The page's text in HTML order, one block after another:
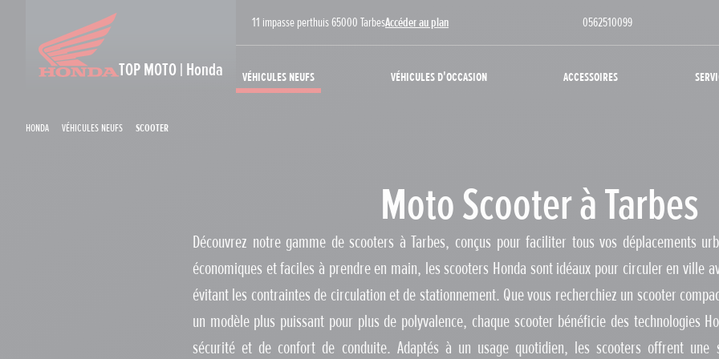
TOP MOTO | Honda
11 impasse perthuis 65000 TarbesAccéder au plan 0562510099
Véhicules neufs Véhicules d'occasion Accessoires
Honda Véhicules neufs Scooter
Moto Scooter à Tarbes
Découvrez notre gamme de scooters à Tarbes, conçus pour faciliter tous vos déplacements
économiques et faciles à prendre en main, les scooters Honda sont idéaux pour circuler en ville
évitant les contraintes de circulation et de stationnement. Que vous recherchiez un scooter
un modèle plus puissant pour plus de polyvalence, chaque scooter bénéficie des technologies
sécurité et de confort de conduite. Adaptés à un usage quotidien, les scooters offrent